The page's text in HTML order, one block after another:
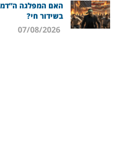
האם המפלגה
בשידור חי?